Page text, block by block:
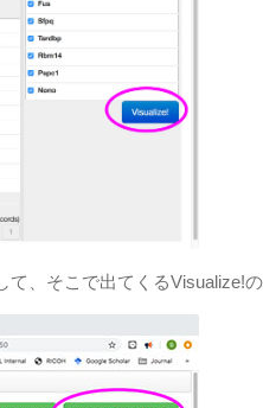
、そこで出てくるVisualize!